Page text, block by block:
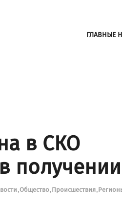
ГЛАВНЫЕ
в СКО
Общество Происшествия